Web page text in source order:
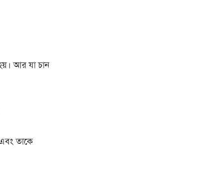
আর যা চান
তাকে